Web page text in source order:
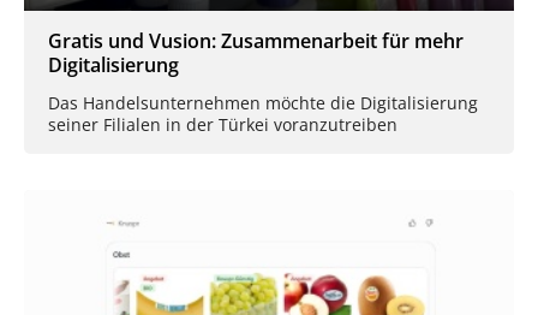
Gratis und Vusion: Zusammenarbeit für mehr
Digitalisierung
Das Handelsunternehmen möchte die Digitalisierung
seiner Filialen in der Türkei voranzutreiben